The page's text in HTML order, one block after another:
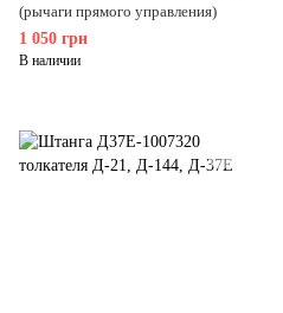
(рычаги прямого управления)
1 050 грн
В наличии